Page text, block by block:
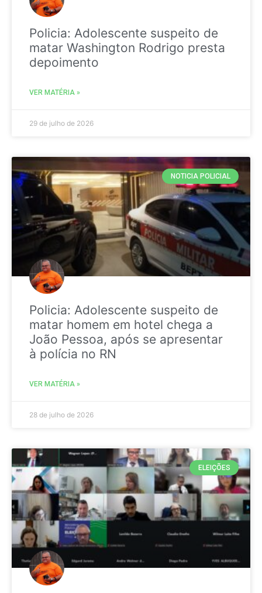
Policia: Adolescente suspeito de
matar Washington Rodrigo presta
depoimento
VER MATÉRIA »
29 de julho de 2026
NOTICIA POLICIAL
Policia: Adolescente suspeito de
matar homem em hotel chega a
João Pessoa, após se apresentar
à polícia no RN
VER MATÉRIA »
28 de julho de 2026
ELEIÇÕES